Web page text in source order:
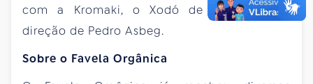
com a Kromaki, o Xodó de Cozinha tem
direção de Pedro Asbeg.
Sobre o Favela Orgânica